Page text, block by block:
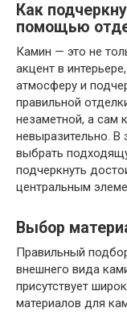
Как
помощью
Камин — это не
акцент в
атмосферу и
правильной
незаметной, а сам
невыразительно. В
выбрать
подчеркнуть
центральным
Выбор
Правильный
внешнего вида
присутствует
материалов для